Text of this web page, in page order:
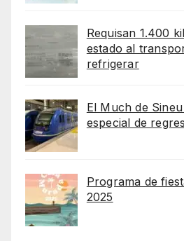
Requisan 1.400
estado al
refrigerar
El Much de
especial de
Programa de
2025